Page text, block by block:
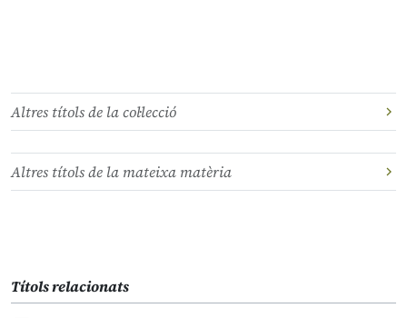
Altres títols de la col·lecció
Altres títols de la mateixa matèria
Títols relacionats